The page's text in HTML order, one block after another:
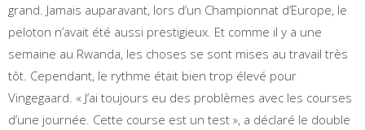
grand. Jamais auparavant, lors d’un Championnat d’Europe, le
peloton n’avait été aussi prestigieux. Et comme il y a une
semaine au Rwanda, les choses se sont mises au travail très
tôt. Cependant, le rythme était bien trop élevé pour
Vingegaard. « J’ai toujours eu des problèmes avec les courses
d’une journée. Cette course est un test », a déclaré le double